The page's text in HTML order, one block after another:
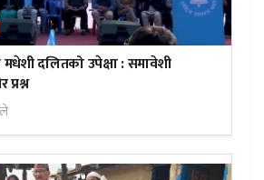
दलितको उपेक्षा : समावेशी